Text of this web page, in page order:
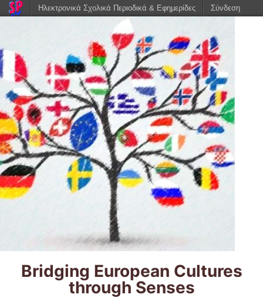
Bridging European Cultures
through Senses
Ηλεκτρονικά Σχολικά Περιοδικά & Εφημερίδες Σύνδεση